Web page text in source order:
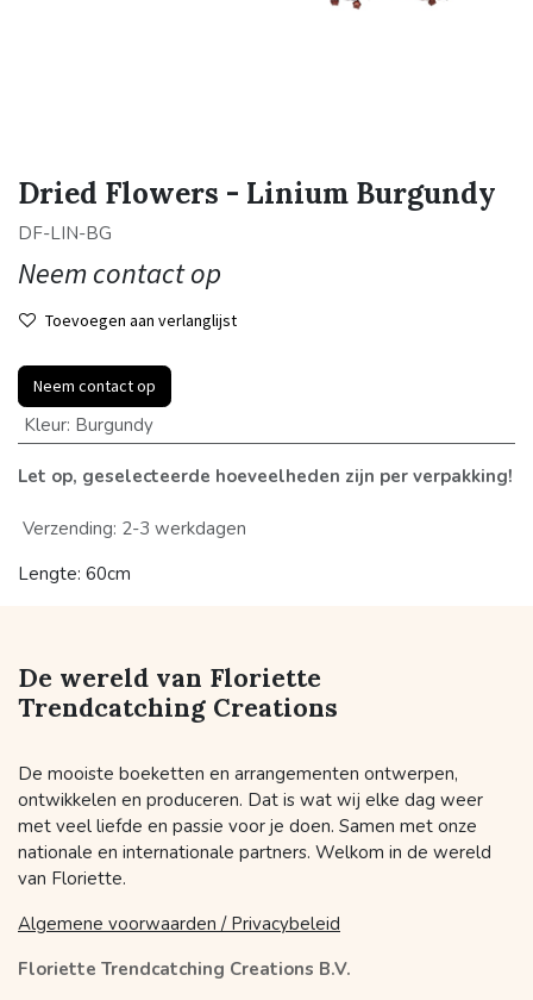
Dried Flowers - Linium Burgundy
DF-LIN-BG
Neem contact op
Toevoegen aan verlanglijst
Neem contact op
Kleur: Burgundy
Let op, geselecteerde hoeveelheden zijn per verpakking!
Verzending: 2-3 werkdagen
Lengte: 60cm
De wereld van Floriette
Trendcatching Creations
De mooiste boeketten en arrangementen ontwerpen,
ontwikkelen en produceren. Dat is wat wij elke dag weer
met veel liefde en passie voor je doen. Samen met onze
nationale en internationale partners. Welkom in de wereld
van Floriette.
Algemene voorwaarden / Privacybeleid
Floriette Trendcatching Creations B.V.